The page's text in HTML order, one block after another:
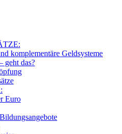
komplementäre Geldsysteme
geht das?
Euro